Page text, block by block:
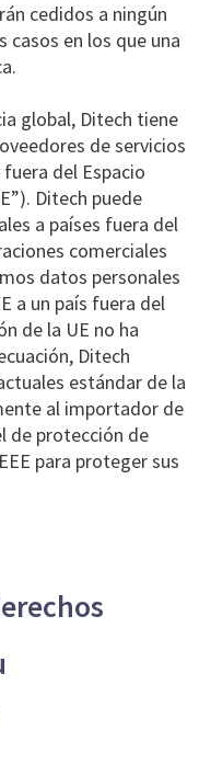
cedidos a ningún
casos en los que una
global, Ditech tiene
de servicios
del Espacio
Ditech puede
a países fuera del
comerciales
datos personales
a un país fuera del
de la UE no ha
Ditech
estándar de la
al importador de
de protección de
para proteger sus